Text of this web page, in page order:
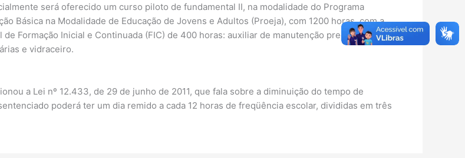
será oferecido um curso piloto de fundamental II, na modalidade do Programa
Básica na Modalidade de Educação de Jovens e Adultos (Proeja), com 1200 horas, com a
Formação Inicial e Continuada (FIC) de 400 horas: auxiliar de manutenção predial,
e vidraceiro.
a Lei nº 12.433, de 29 de junho de 2011, que fala sobre a diminuição do tempo de
poderá ter um dia remido a cada 12 horas de freqüência escolar, divididas em três